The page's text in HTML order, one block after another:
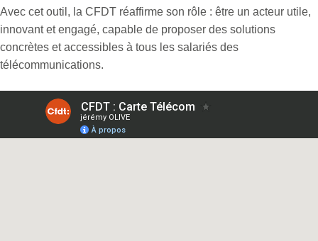
Avec cet outil, la CFDT réaffirme son rôle : être un acteur utile,
innovant et engagé, capable de proposer des solutions
concrètes et accessibles à tous les salariés des
télécommunications.